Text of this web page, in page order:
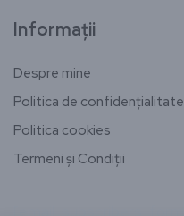
Informații
Despre mine
Politica de confidențialitate
Politica cookies
Termeni și Condiții